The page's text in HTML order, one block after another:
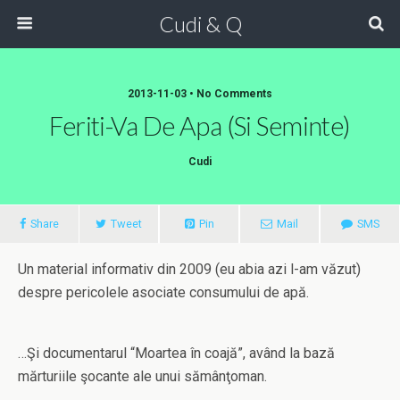
Cudi & Q
2013-11-03 • No Comments
Feriti-Va De Apa (si Seminte)
Cudi
Share Tweet Pin Mail SMS
Un material informativ din 2009 (eu abia azi l-am văzut)
despre pericolele asociate consumului de apă.
…Şi documentarul “Moartea în coajă”, având la bază
mărturiile şocante ale unui sămânţoman.